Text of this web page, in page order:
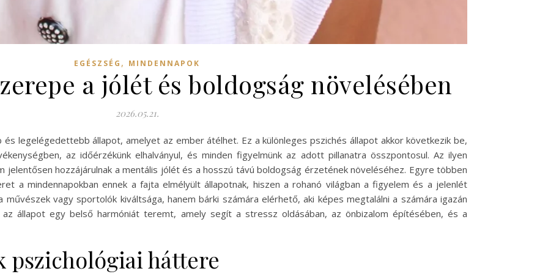
EGÉSZSÉG , MINDENNAPOK
a jólét és boldogság növelésében
2026.05.21.
legelégedettebb állapot, amelyet az ember átélhet. Ez a különleges pszichés állapot akkor következik be,
az időérzékünk elhalványul, és minden figyelmünk az adott pillanatra összpontosul. Az ilyen
jelentősen hozzájárulnak a mentális jólét és a hosszú távú boldogság érzetének növeléséhez. Egyre többen
a mindennapokban ennek a fajta elmélyült állapotnak, hiszen a rohanó világban a figyelem és a jelenlét
vagy sportolók kiváltsága, hanem bárki számára elérhető, aki képes megtalálni a számára igazán
állapot egy belső harmóniát teremt, amely segít a stressz oldásában, az önbizalom építésében, és a
pszichológiai háttere